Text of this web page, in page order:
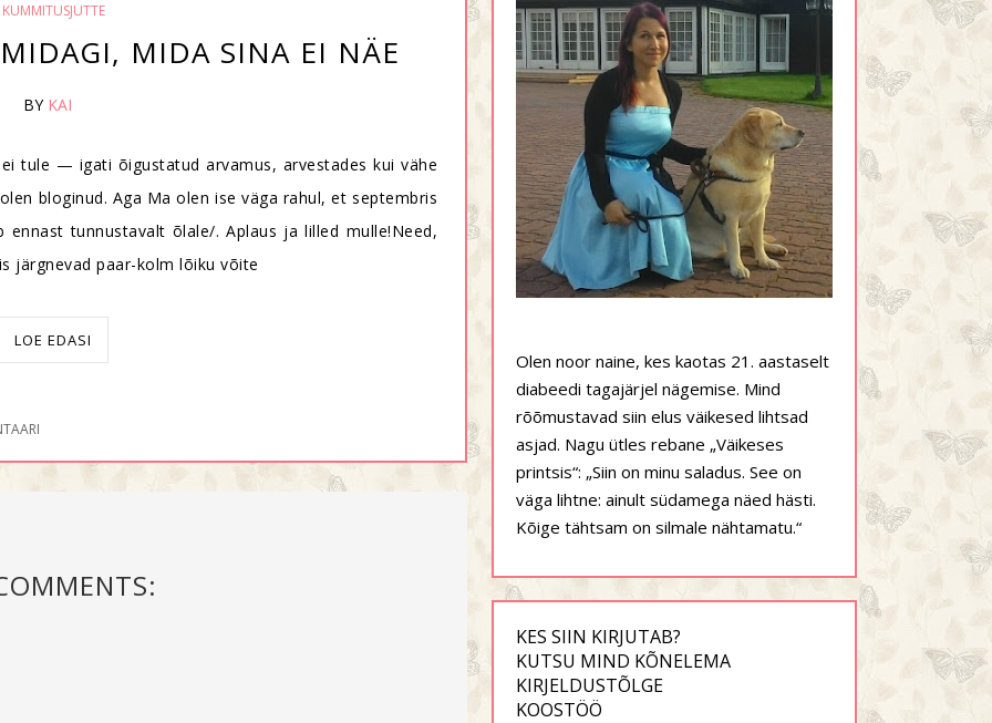
KUMMITUSJUTTE
MIDA SINA EI NÄE
BY KAI
tule — igati õigustatud arvamus, arvestades kui vähe
bloginud. Aga Ma olen ise väga rahul, et septembris
tunnustavalt õlale/. Aplaus ja lilled mulle!Need,
järgnevad paar-kolm lõiku võite
LOE EDASI
Olen noor naine, kes kaotas 21. aastaselt
diabeedi tagajärjel nägemise. Mind
rõõmustavad siin elus väikesed lihtsad
asjad. Nagu ütles rebane „Väikeses
printsis“: „Siin on minu saladus. See on
väga lihtne: ainult südamega näed hästi.
Kõige tähtsam on silmale nähtamatu.“
KES SIIN KIRJUTAB?
KUTSU MIND KÕNELEMA
KIRJELDUSTÕLGE
KOOSTÖÖ